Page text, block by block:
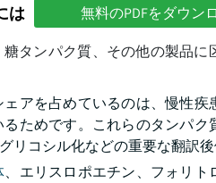
は 無料のPDFをダウン
タンパク質、その他の製品に
アを占めているのは、慢性
ためです。これらのタンパ
コシル化などの重要な翻訳後
、エリスロポエチン、フォリト